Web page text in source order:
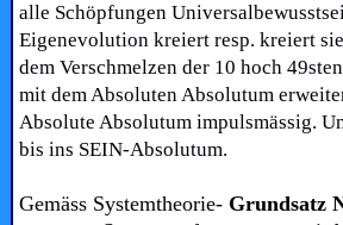
alle Schöpfungen
Eigenevolution kreiert resp. kreiert
dem Verschmelzen der 10 hoch
mit dem Absoluten Absolutum
Absolute Absolutum impulsmässig.
bis ins SEIN-Absolutum.
Gemäss Systemtheorie- Grundsatz